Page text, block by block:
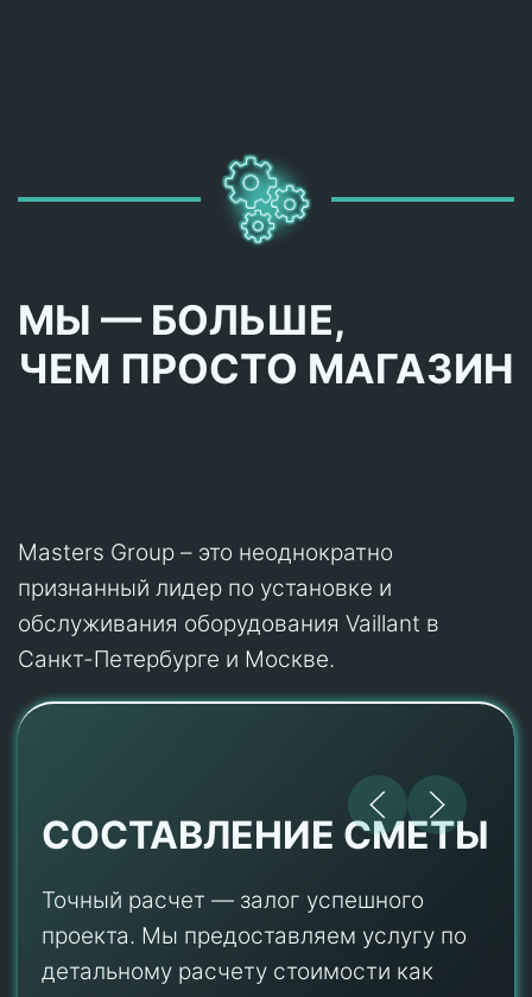
МЫ — БОЛЬШЕ,
ЧЕМ ПРОСТО МАГАЗИН
Masters Group – это неоднократно
признанный лидер по установке и
обслуживания оборудования Vaillant в
Санкт-Петербурге и Москве.
СОСТАВЛЕНИЕ СМЕТЫ
Точный расчет — залог успешного
проекта. Мы предоставляем услугу по
детальному расчету стоимости как